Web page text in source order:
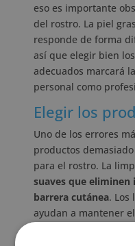
eso es importante
del rostro. La piel
responde de forma
así que elegir bien
adecuados marcará
personal como
Elegir los
Uno de los errores
productos
para el rostro. La
suaves que eliminen
barrera cutánea. Los
ayudan a mantener